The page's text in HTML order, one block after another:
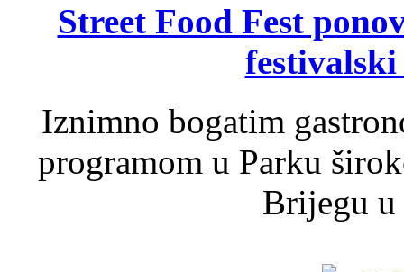
Street Food Fest
Iznimno bogatim
programom u Parku
Brijegu u